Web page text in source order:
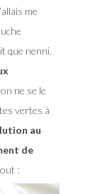
me
que nenni.
ne se le
vertes à
au
de
: